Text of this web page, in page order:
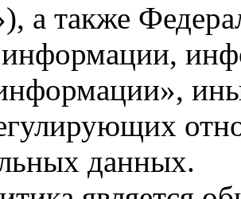
а также
данных.